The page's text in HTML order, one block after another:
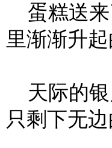
蛋糕送来
里渐渐升
天际的银
只剩下无边